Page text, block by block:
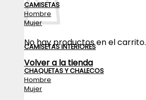
No hay productos en el carrito.
Volver a la tienda
CAMISETAS
Hombre
Mujer
CAMISETAS INTERIORES
CHAQUETAS Y CHALECOS
Hombre
Mujer